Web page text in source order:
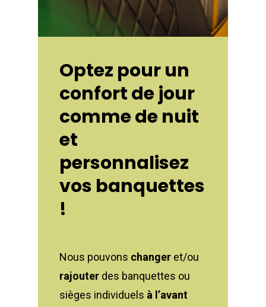
Optez pourun
confortdejour
commedenuit
et
personnalisez
vos banquettes
!
Nous pouvons changeret/ou
rajouterdes banquettes ou
sièges individuels à l’avant